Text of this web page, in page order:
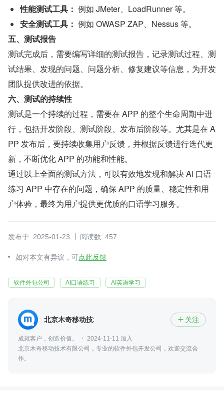
性能测试工具： 例如 JMeter、LoadRunner 等。
安全测试工具： 例如 OWASP ZAP、Nessus 等。
五、测试报告
测试完成后，需要编写详细的测试报告，记录测试过程、测
试结果、发现的问题、问题分析、修复建议等信息，为开发
团队提供改进的依据。
六、测试的持续性
测试是一个持续的过程，需要在 APP 的整个生命周期中进
行，包括开发阶段、测试阶段、发布后阶段等。尤其是在 A
PP 发布后，要持续收集用户反馈，并根据反馈进行迭代更
新，不断优化 APP 的功能和性能。
通过以上全面的测试方法，可以有效地发现和解决 AI 口语
练习 APP 中存在的问题，确保 APP 的质量、稳定性和用
户体验，最终为用户提供更优质的口语学习服务。
发布于: 2025-01-23 阅读数: 457
如对本文有异议，可点此反馈
软件外包公司 AI口语练习 AI英语学习
北京木奇移动技术有限公司  关注
成就客户，创造价值。
2024-11-11 加入
北京木奇移动技术有限公司，专业的软件外包开发公司，欢迎交流合
作。